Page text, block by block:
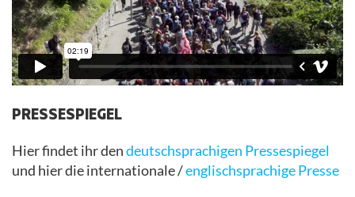
PRESSESPIEGEL
Hier findet ihr dendeutschsprachigen Pressespiegel
und hier die internationale /englischsprachige Presse